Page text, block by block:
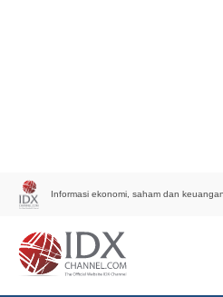
Informasi ekonomi, saham dan